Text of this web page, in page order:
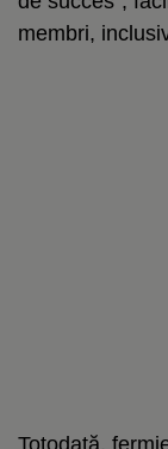
membri,
Totodată,